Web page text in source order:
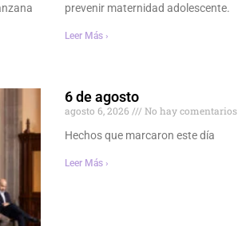
prevenir maternidad adolescente.
Leer Más ›
6 de agosto
agosto 6, 2026
No hay comentarios
Hechos que marcaron este día
Leer Más ›